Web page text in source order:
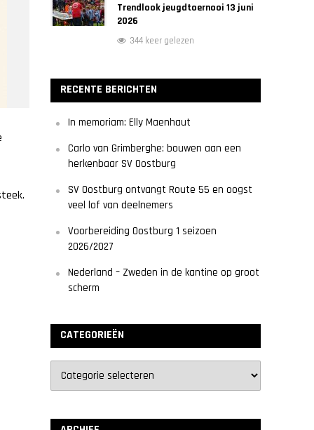
Trendlook jeugdtoernooi 13 juni
2026
344 keer gelezen
RECENTE BERICHTEN
In memoriam: Elly Maenhaut
Carlo van Grimberghe: bouwen aan een
herkenbaar SV Oostburg
SV Oostburg ontvangt Route 55 en oogst
veel lof van deelnemers
Voorbereiding Oostburg 1 seizoen
2026/2027
Nederland – Zweden in de kantine op groot
scherm
CATEGORIEËN